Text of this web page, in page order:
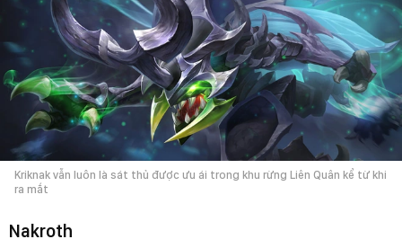
Kriknak vẫn luôn là sát thủ được ưu ái trong khu rừng Liên Quân kể từ khi
ra mắt
Nakroth